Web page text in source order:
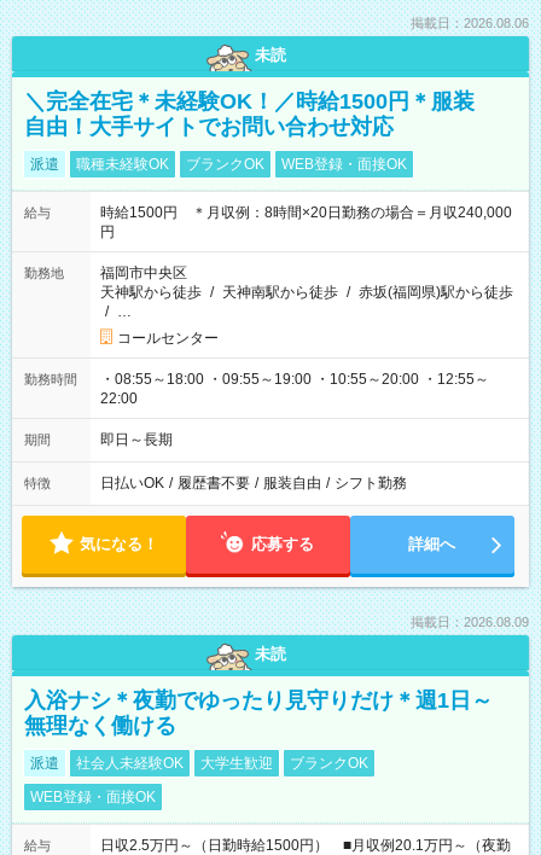
掲載日：2026.08.06
未読
＼完全在宅＊未経験OK！／時給1500円＊服装
自由！大手サイトでお問い合わせ対応
派遣 職種未経験OK ブランクOK WEB登録・面接OK
給与
時給1500円 ＊月収例：8時間×20日勤務の場合＝月収240,000
円
勤務地
福岡市中央区
天神駅から徒歩 / 天神南駅から徒歩 / 赤坂(福岡県)駅から徒歩
/ …
コールセンター
勤務時間
・08:55～18:00 ・09:55～19:00 ・10:55～20:00 ・12:55～
22:00
期間 即日～長期
特徴 日払いOK / 履歴書不要 / 服装自由 / シフト勤務
気になる！ 応募する 詳細へ
掲載日：2026.08.09
未読
入浴ナシ＊夜勤でゆったり見守りだけ＊週1日～
無理なく働ける
派遣 社会人未経験OK 大学生歓迎
ブランクOK
WEB登録・面接OK
給与
日収2.5万円～（日勤時給1500円） ■月収例20.1万円～（夜勤